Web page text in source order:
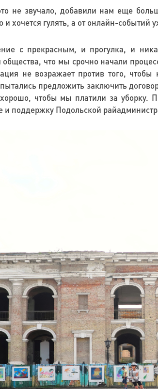
не звучало, добавили нам еще
хочется гулять, а от онлайн-
с прекрасным, и прогулка, и
что мы срочно начали
не возражает против того,
предложить заключить
чтобы мы платили за
и поддержку Подольской